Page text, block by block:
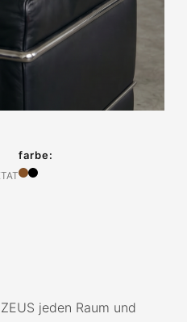
farbe:
jeden Raum und